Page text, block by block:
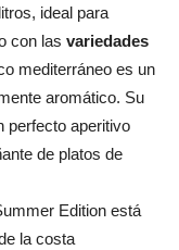
ideal para
con las variedades
mediterráneo es un
aromático. Su
perfecto aperitivo
de platos de
Edition está
la costa